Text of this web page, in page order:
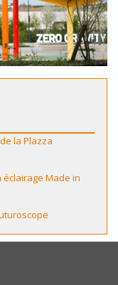
la Plazza
éclairage Made in